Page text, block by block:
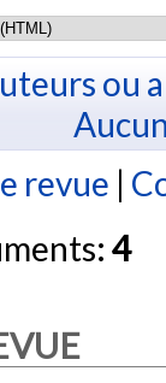
ou
revue |
4